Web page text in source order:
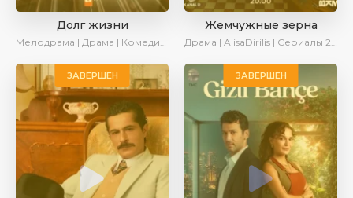
Долг жизни
Мелодрама | Драма | Комедия | AlisaDirilis | Сериалы 2024
Жемчужные зерна
Драма | AlisaDirilis | Сериалы 2024
ЗАВЕРШЕН ЗАВЕРШЕН